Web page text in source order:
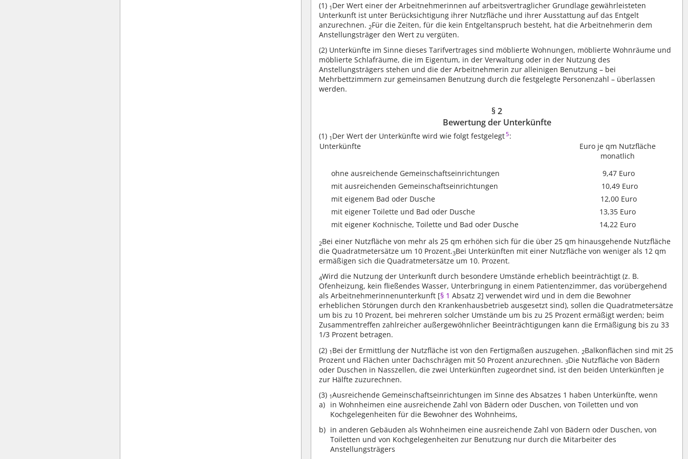
(1) 1 Der Wert einer der Arbeitnehmerinnen auf arbeitsvertraglicher Grundlage gewährleisteten
Unterkunft ist unter Berücksichtigung ihrer Nutzfläche und ihrer Ausstattung auf das Entgelt
anzurechnen. 2Für die Zeiten, für die kein Entgeltanspruch besteht, hat die Arbeitnehmerin dem
Anstellungsträger den Wert zu vergüten.
(2) Unterkünfte im Sinne dieses Tarifvertrages sind möblierte Wohnungen, möblierte Wohnräume und
möblierte Schlafräume, die im Eigentum, in der Verwaltung oder in der Nutzung des
Anstellungsträgers stehen und die der Arbeitnehmerin zur alleinigen Benutzung – bei
Mehrbettzimmern zur gemeinsamen Benutzung durch die festgelegte Personenzahl – überlassen
werden.
§ 2
Bewertung der Unterkünfte
(1) 1 Der Wert der Unterkünfte wird wie folgt festgelegt 5:
Unterkünfte
Euro je qm Nutzfläche
monatlich
ohne ausreichende Gemeinschaftseinrichtungen
9,47 Euro
mit ausreichenden Gemeinschaftseinrichtungen
10,49 Euro
mit eigenem Bad oder Dusche
12,00 Euro
mit eigener Toilette und Bad oder Dusche
13,35 Euro
mit eigener Kochnische, Toilette und Bad oder Dusche
14,22 Euro
2Bei einer Nutzfläche von mehr als 25 qm erhöhen sich für die über 25 qm hinausgehende Nutzfläche
die Quadratmetersätze um 10 Prozent.3Bei Unterkünften mit einer Nutzfläche von weniger als 12 qm
ermäßigen sich die Quadratmetersätze um 10. Prozent.
4Wird die Nutzung der Unterkunft durch besondere Umstände erheblich beeinträchtigt (z. B.
Ofenheizung, kein fließendes Wasser, Unterbringung in einem Patientenzimmer, das vorübergehend
als Arbeitnehmerinnenunterkunft [§ 1 Absatz 2] verwendet wird und in dem die Bewohner
erheblichen Störungen durch den Krankenhausbetrieb ausgesetzt sind), sollen die Quadratmetersätze
um bis zu 10 Prozent, bei mehreren solcher Umstände um bis zu 25 Prozent ermäßigt werden; beim
Zusammentreffen zahlreicher außergewöhnlicher Beeinträchtigungen kann die Ermäßigung bis zu 33
1/3 Prozent betragen.
(2) 1 Bei der Ermittlung der Nutzfläche ist von den Fertigmaßen auszugehen. 2Balkonflächen sind mit 25
Prozent und Flächen unter Dachschrägen mit 50 Prozent anzurechnen.3Die Nutzfläche von Bädern
oder Duschen in Nasszellen, die zwei Unterkünften zugeordnet sind, ist den beiden Unterkünften je
zur Hälfte zuzurechnen.
(3) 1Ausreichende Gemeinschaftseinrichtungen im Sinne des Absatzes 1 haben Unterkünfte, wenn
in Wohnheimen eine ausreichende Zahl von Bädern oder Duschen, von Toiletten und von
Kochgelegenheiten für die Bewohner des Wohnheims,
in anderen Gebäuden als Wohnheimen eine ausreichende Zahl von Bädern oder Duschen, von
Toiletten und von Kochgelegenheiten zur Benutzung nur durch die Mitarbeiter des
Anstellungsträgers